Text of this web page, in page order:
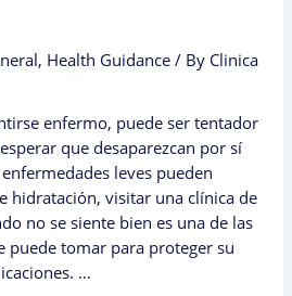
, Health Guidance / By Clinica
enfermo, puede ser tentador
que desaparezcan por sí
leves pueden
hidratación, visitar una clínica de
no se siente bien es una de las
puede tomar para proteger su
…